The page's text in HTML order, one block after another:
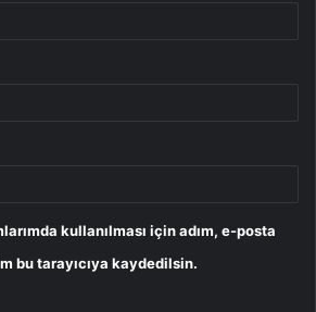
kullanılması için adım, e-posta
bu tarayıcıya kaydedilsin.